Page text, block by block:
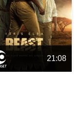
21:08